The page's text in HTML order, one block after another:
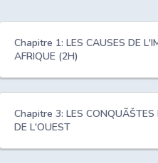
Chapitre 1: LES CAUSES DE
AFRIQUE (2H)
Chapitre 3: LES
DE L'OUEST